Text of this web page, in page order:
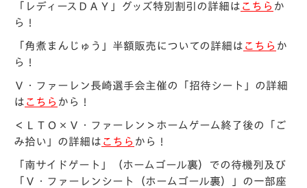
「レディースＤＡＹ」グッズ特別割引の詳細は こちら か
ら！
「角煮まんじゅう」半額販売についての詳細は こちら か
ら！
Ｖ・ファーレン長崎選手会主催の「招待シート」の詳細
は こちら から！
＜ＬＴＯ×Ｖ・ファーレン＞ホームゲーム終了後の「ご
み拾い」の詳細は こちら から！
「南サイドゲート」（ホームゴール裏）での待機列及び
「Ｖ・ファーレンシート（ホームゴール裏）」の一部座